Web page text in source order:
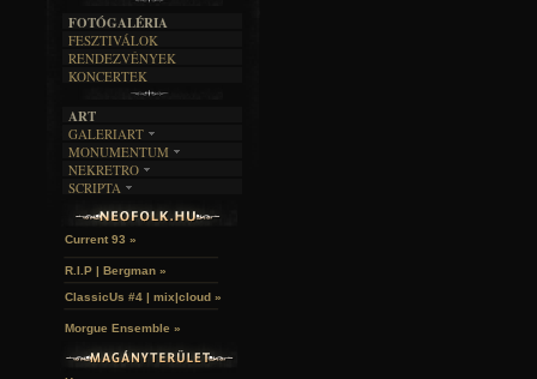
FOTÓGALÉRIA
FESZTIVÁLOK
RENDEZVÉNYEK
KONCERTEK
ART
GALERIART
ARTGALERI
KÉPREGÉNYEK
LAKÁSKULTS
MONUMENTUM
TEMETŐK
TEMPLOMOK
VÁRAK
HELYEK
NEKRETRO
SZUBKULT
FEKETE LYUK
RELIKVIÁK
SCRIPTA
NOVELLÁK
Current 93 »
R.I.P | Bergman »
ClassicUs #4 | mix|cloud »
Morgue Ensemble »